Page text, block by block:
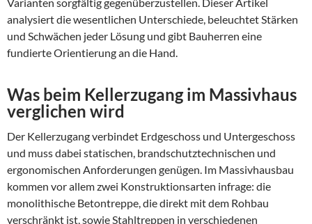
analysiert die wesentlichen Unterschiede, beleuchtet Stärken
und Schwächen jeder Lösung und gibt Bauherren eine
fundierte Orientierung an die Hand.
Was beim Kellerzugang im Massivhaus
verglichen wird
Der Kellerzugang verbindet Erdgeschoss und Untergeschoss
und muss dabei statischen, brandschutztechnischen und
ergonomischen Anforderungen genügen. Im Massivhausbau
kommen vor allem zwei Konstruktionsarten infrage: die
monolithische Betontreppe, die direkt mit dem Rohbau
verschränkt ist, sowie Stahltreppen in verschiedenen